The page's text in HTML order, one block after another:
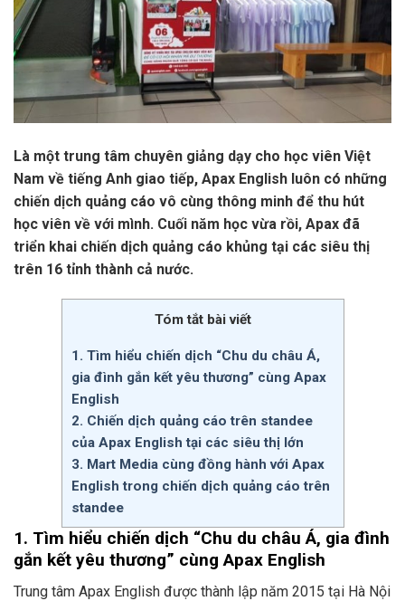
Là một trung tâm chuyên giảng dạy cho học viên Việt
Nam về tiếng Anh giao tiếp, Apax English luôn có những
chiến dịch quảng cáo vô cùng thông minh để thu hút
học viên về với mình. Cuối năm học vừa rồi, Apax đã
triển khai chiến dịch quảng cáo khủng tại các siêu thị
trên 16 tỉnh thành cả nước.
Tóm tắt bài viết
1. Tìm hiểu chiến dịch “Chu du châu Á,
gia đình gắn kết yêu thương” cùng Apax
English
2. Chiến dịch quảng cáo trên standee
của Apax English tại các siêu thị lớn
3. Mart Media cùng đồng hành với Apax
English trong chiến dịch quảng cáo trên
standee
1. Tìm hiểu chiến dịch “Chu du châu Á, gia đình
gắn kết yêu thương” cùng Apax English
Trung tâm Apax English được thành lập năm 2015 tại Hà Nội